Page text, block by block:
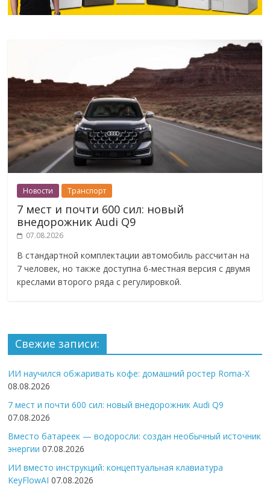
Новости Транспорт
7 мест и почти 600 сил: новый
внедорожник Audi Q9
07.08.2026
В стандартной комплектации автомобиль рассчитан на
7 человек, но также доступна 6-местная версия с двумя
креслами второго ряда с регулировкой.
Свежие записи:
ИИ научился обжаривать кофе: домашний ростер Roma-X
08.08.2026
7 мест и почти 600 сил: новый внедорожник Audi Q9
07.08.2026
Вместо батареек — водоросли: создан необычный источник
энергии 07.08.2026
ИИ вместо инструкций: концептуальная клавиатура
KeyFlowAI 07.08.2026